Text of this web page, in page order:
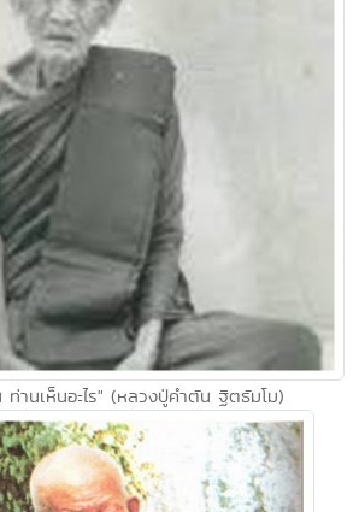
ท่านเห็นอะไร" (หลวงปู่คำตัน ฐิตธัมโม)